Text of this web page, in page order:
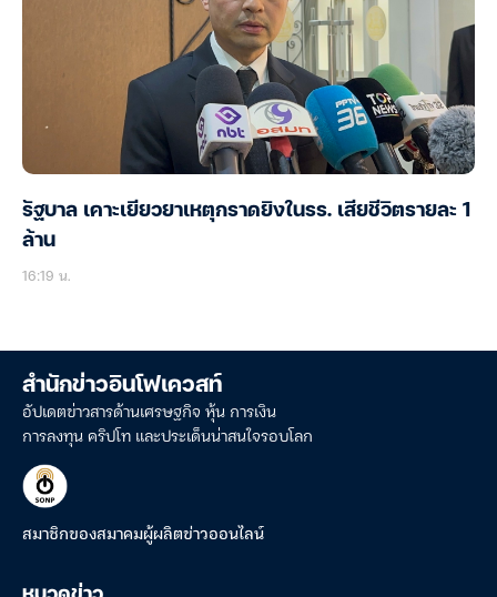
รัฐบาล เคาะเยียวยาเหตุกราดยิงในรร. เสียชีวิตรายละ 1
ล้าน
16:19 น.
สำนักข่าวอินโฟเควสท์
อัปเดตข่าวสารด้านเศรษฐกิจ หุ้น การเงิน
การลงทุน คริปโท และประเด็นน่าสนใจรอบโลก
สมาชิกของสมาคมผู้ผลิตข่าวออนไลน์